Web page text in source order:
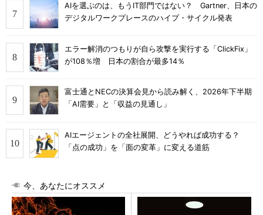
AIを選ぶのは、もうIT部門ではない？ Gartner、日本の
デジタルワークプレースのハイプ・サイクル発表
エラー解消のつもりが自ら攻撃を実行する「ClickFix」
が108％増 日本の割合が最多14％
富士通とNECの決算会見から読み解く、2026年下半期
「AI需要」と「収益の見通し」
AIエージェントの全社展開、どうやれば成功する？
「点の成功」を「面の変革」に変える道筋
今、あなたにオススメ